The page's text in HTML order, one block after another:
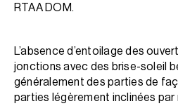
RTAA DOM.
L’absence d’entoilage des
jonctions avec des brise-soleil
généralement des parties de
parties légèrement inclinées par